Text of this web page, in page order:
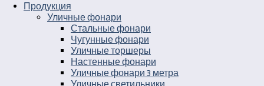
Продукция
Уличные фонари
Стальные фонари
Чугунные фонари
Уличные торшеры
Настенные фонари
Уличные фонари 3 метра